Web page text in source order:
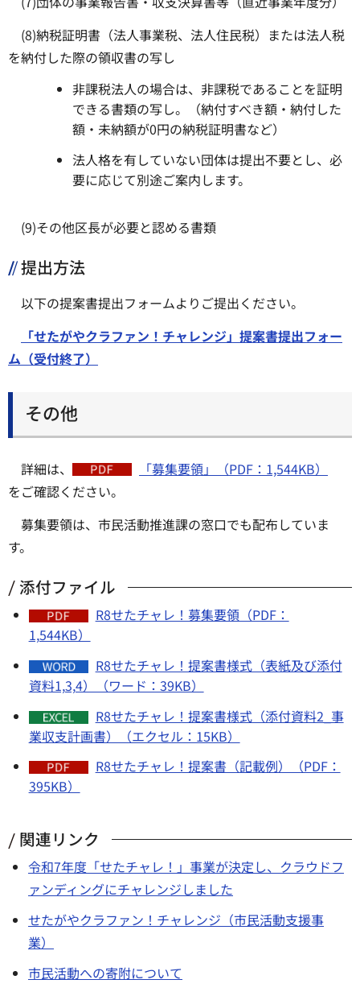
(8)納税証明書（法人事業税、法人住民税）または法人税
を納付した際の領収書の写し
非課税法人の場合は、非課税であることを証明
できる書類の写し。（納付すべき額・納付した
額・未納額が0円の納税証明書など）
法人格を有していない団体は提出不要とし、必
要に応じて別途ご案内します。
(9)その他区長が必要と認める書類
提出方法
以下の提案書提出フォームよりご提出ください。
「せたがやクラファン！チャレンジ」提案書提出フォー
ム（受付終了）
その他
詳細は、
「募集要領」（PDF：1,544KB）
をご確認ください。
募集要領は、市民活動推進課の窓口でも配布していま
す。
添付ファイル
R8せたチャレ！募集要領（PDF：
1,544KB）
R8せたチャレ！提案書様式（表紙及び添付
資料1,3,4）（ワード：39KB）
R8せたチャレ！提案書様式（添付資料2_事
業収支計画書）（エクセル：15KB）
R8せたチャレ！提案書（記載例）（PDF：
395KB）
関連リンク
令和7年度「せたチャレ！」事業が決定し、クラウドフ
ァンディングにチャレンジしました
せたがやクラファン！チャレンジ（市民活動支援事
業）
市民活動への寄附について